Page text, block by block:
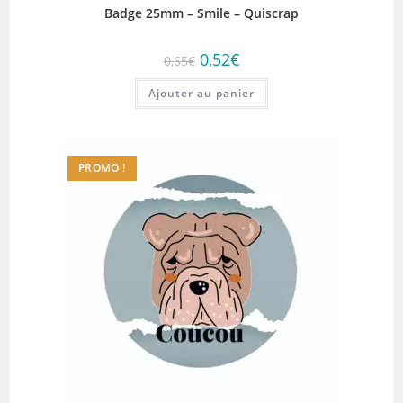
Badge 25mm – Smile – Quiscrap
0,65€ Le
prix
initial
était :
0,65€.
0,52€Le
prix
actuel
est :
0,52€.
Ajouter au panier
PROMO !